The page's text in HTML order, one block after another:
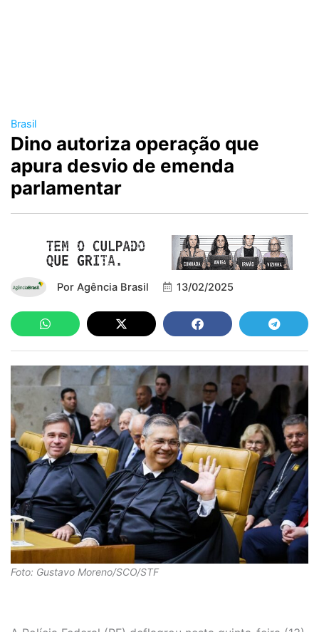
Brasil
Dino autoriza operação que
apura desvio de emenda
parlamentar
Por Agência Brasil 13/02/2025
Foto: Gustavo Moreno/SCO/STF